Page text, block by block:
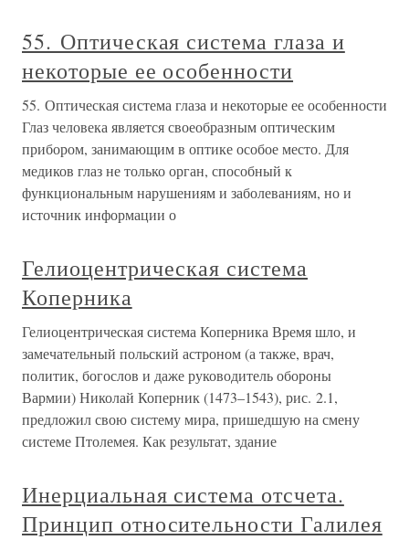
55. Оптическая система глаза и
некоторые ее особенности
55. Оптическая система глаза и некоторые ее особенности
Глаз человека является своеобразным оптическим
прибором, занимающим в оптике особое место. Для
медиков глаз не только орган, способный к
функциональным нарушениям и заболеваниям, но и
источник информации о
Гелиоцентрическая система
Коперника
Гелиоцентрическая система Коперника Время шло, и
замечательный польский астроном (а также, врач,
политик, богослов и даже руководитель обороны
Вармии) Николай Коперник (1473–1543), рис. 2.1,
предложил свою систему мира, пришедшую на смену
системе Птолемея. Как результат, здание
Инерциальная система отсчета.
Принцип относительности Галилея